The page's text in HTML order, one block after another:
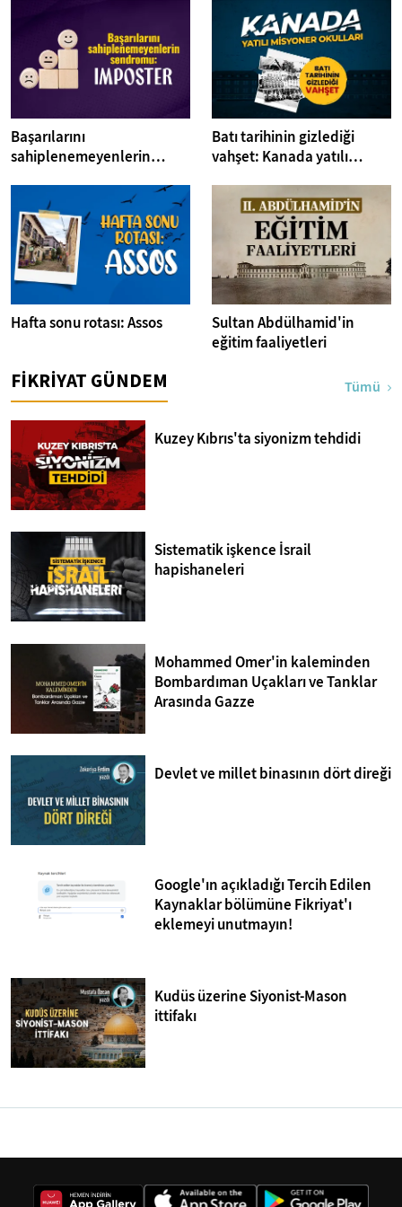
Başarılarını
sahiplenemeyenlerin
Batı tarihinin gizlediği
vahşet: Kanada yatılı
Hafta sonu rotası: Assos
Sultan Abdülhamid'in
eğitim faaliyetleri
FİKRİYAT GÜNDEM Tümü
Kuzey Kıbrıs'ta siyonizm tehdidi
Sistematik işkence İsrail
hapishaneleri
Mohammed Omer'in kaleminden
Bombardıman Uçakları ve Tanklar
Arasında Gazze
Devlet ve millet binasının dört direği
Google'ın açıkladığı Tercih Edilen
Kaynaklar bölümüne Fikriyat'ı
eklemeyi unutmayın!
Kudüs üzerine Siyonist-Mason
ittifakı